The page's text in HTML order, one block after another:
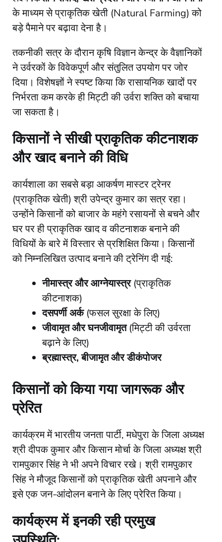
के माध्यम से प्राकृतिक खेती (Natural Farming) को
बड़े पैमाने पर बढ़ावा देना है।
​तकनीकी सत्र के दौरान कृषि विज्ञान केन्द्र के वैज्ञानिकों
ने उर्वरकों के विवेकपूर्ण और संतुलित उपयोग पर जोर
दिया। विशेषज्ञों ने स्पष्ट किया कि रासायनिक खादों पर
निर्भरता कम करके ही मिट्टी की उर्वरा शक्ति को बचाया
जा सकता है।
​किसानों ने सीखी प्राकृतिक कीटनाशक
और खाद बनाने की विधि
​कार्यशाला का सबसे बड़ा आकर्षण मास्टर ट्रेनर
(प्राकृतिक खेती) श्री उपेन्द्र कुमार का सत्र रहा।
उन्होंने किसानों को बाजार के महंगे रसायनों से बचने और
घर पर ही प्राकृतिक खाद व कीटनाशक बनाने की
विधियों के बारे में विस्तार से प्रशिक्षित किया। किसानों
को निम्नलिखित उत्पाद बनाने की ट्रेनिंग दी गई:
नीमास्त्र और आग्नेयास्त्र(प्राकृतिक
कीटनाशक)
दसपर्णी अर्क(फसल सुरक्षा के लिए)
जीवामृत और घनजीवामृत(मिट्टी की उर्वरता
बढ़ाने के लिए)
ब्रह्मास्त्र, बीजामृत और डीकंपोजर
​किसानों को किया गया जागरूक और
प्रेरित
​कार्यक्रम में भारतीय जनता पार्टी, मधेपुरा के जिला अध्यक्ष
श्री दीपक कुमार और किसान मोर्चा के जिला अध्यक्ष श्री
रामपुकार सिंह ने भी अपने विचार रखे। श्री रामपुकार
सिंह ने मौजूद किसानों को प्राकृतिक खेती अपनाने और
इसे एक जन-आंदोलन बनाने के लिए प्रेरित किया।
​कार्यक्रम में इनकी रही प्रमुख